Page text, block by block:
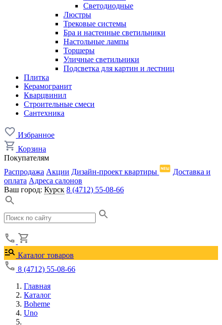
Светодиодные
Люстры
Трековые системы
Бра и настенные светильники
Настольные лампы
Торшеры
Уличные светильники
Подсветка для картин и лестниц
Плитка
Керамогранит
Кварцвинил
Строительные смеси
Сантехника
Избранное
Корзина
Покупателям
Распродажа Акции Дизайн-проект квартиры
Доставка и
оплата Адреса салонов
Ваш город: Курск 8 (4712) 55-08-66
Каталог товаров
8 (4712) 55-08-66
Главная
Каталог
Boheme
Uno